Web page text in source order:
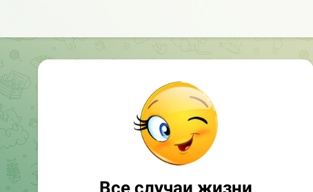
Все случаи жизни